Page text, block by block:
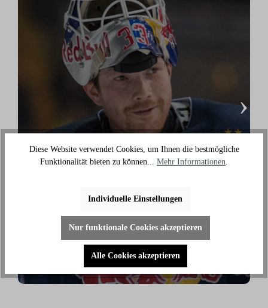
Danny aus den Birken
außerhalb des Eises an meiner Fitness zu arbeiten."
›
Diese Website verwendet Cookies, um Ihnen die bestmögliche
Funktionalität bieten zu können... Mehr Informationen
Individuelle Einstellungen
Nur funktionale Cookies akzeptieren
Alle Cookies akzeptieren